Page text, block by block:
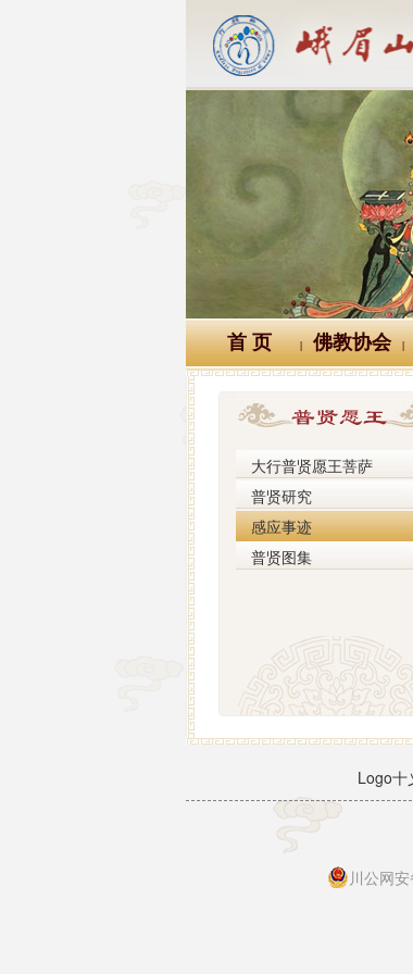
首 页 | 佛教协会 |
大行普贤愿王菩萨
普贤研究
感应事迹
普贤图集
Logo十
川公网